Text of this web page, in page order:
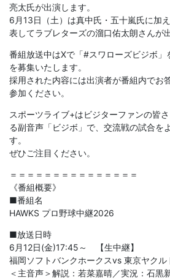
亮太氏が出演します。
6月13日（土）は真中氏・五十嵐氏に加
表してラブレターズの溜口佑太朗さんが
番組放送中はXで「#スワローズビジボ」
を募集いたします。
採用された内容には出演者が番組内でお
参加ください。
スポーツライブ+はビジターファンの皆
る副音声「ビジボ」で、交流戦の試合を
す。
ぜひご注目ください。
＝＝＝＝＝＝＝＝＝＝＝＝＝＝＝
《番組概要》
■番組名
HAWKS プロ野球中継2026
■放送日時
6月12日(金)17:45～ 【生中継】
福岡ソフトバンクホークスvs 東京ヤクル
＜主音声＞解説：若菜嘉晴／実況：石黒